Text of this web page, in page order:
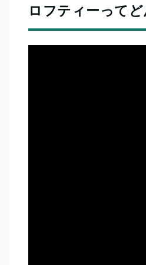
ロフティーって